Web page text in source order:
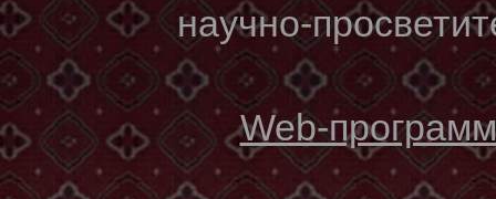
научно-
Web-